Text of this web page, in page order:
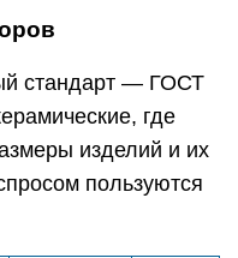
стандарт — ГОСТ
где
изделий и их
пользуются